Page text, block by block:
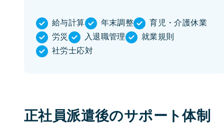
給与計算 年末調整
育児・介護休業
労災
入退職管理
就業規則
社労士応対
正社員派遣後のサポート体制